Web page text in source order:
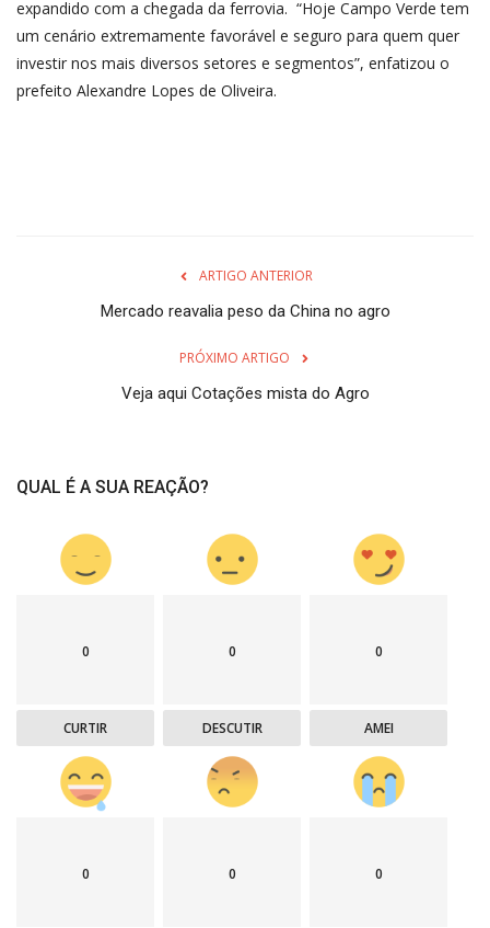
expandido com a chegada da ferrovia. “Hoje Campo Verde tem
um cenário extremamente favorável e seguro para quem quer
investir nos mais diversos setores e segmentos”, enfatizou o
prefeito Alexandre Lopes de Oliveira.
ARTIGO ANTERIOR
Mercado reavalia peso da China no agro
PRÓXIMO ARTIGO
Veja aqui Cotações mista do Agro
QUAL É A SUA REAÇÃO?
0
CURTIR
0
DESCUTIR
0
AMEI
0 0 0